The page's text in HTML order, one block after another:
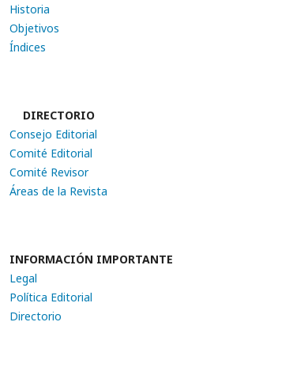
Historia
Objetivos
Índices
DIRECTORIO
Consejo Editorial
Comité Editorial
Comité Revisor
Áreas de la Revista
INFORMACIÓN IMPORTANTE
Legal
Política Editorial
Directorio